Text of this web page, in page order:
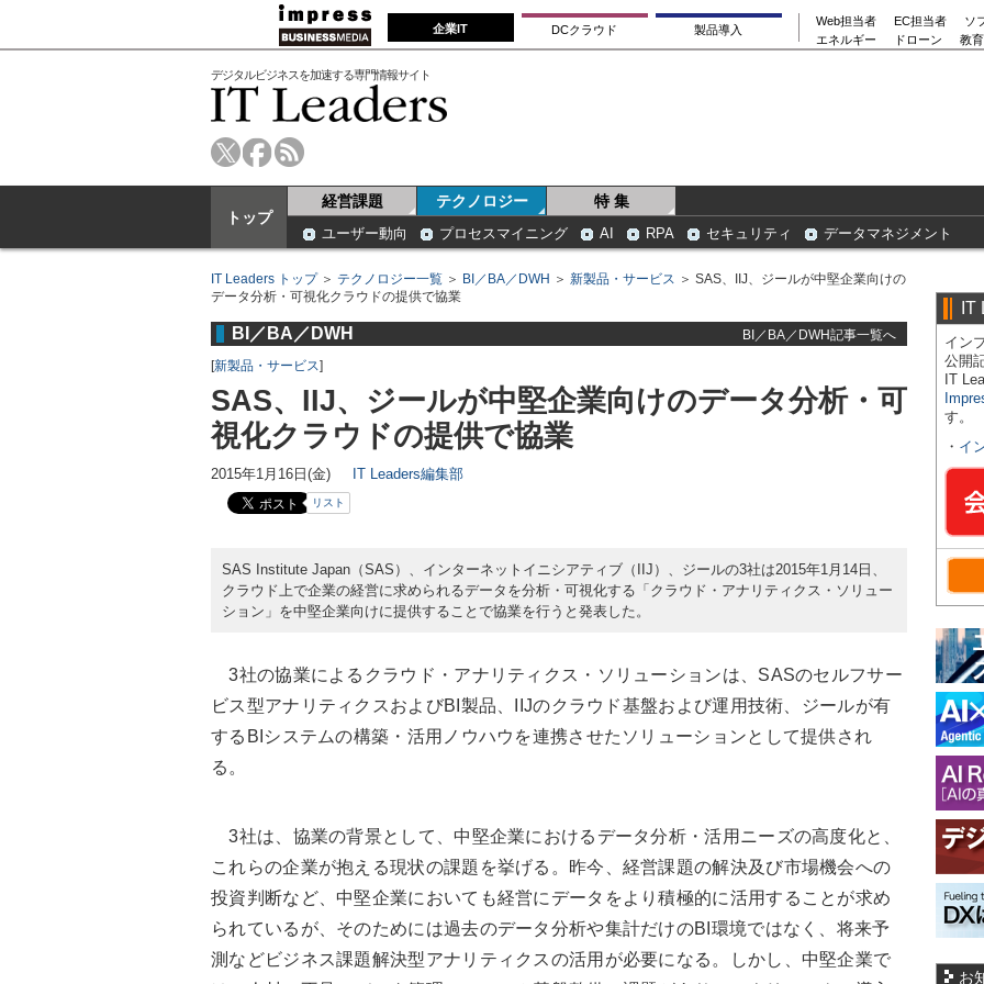
企業IT DCクラウド 製品導入
Web担当者 EC担当者
ソ
エネルギー
ドローン 教
デジタルビジネスを加速する専門情報サイト
トップ
経営課題 テクノロジー 特 集
ユーザー動向 プロセスマイニング AI RPA セキュリティ データマネジメント
IT Leaders トップ＞ テクノロジー一覧 ＞ BI／BA／DWH ＞ 新製品・サービス ＞ SAS、IIJ、ジールが中堅企業向けの
データ分析・可視化クラウドの提供で協業
BI／BA／DWH
BI／BA／DWH記事一覧へ
[新製品・サービス]
SAS、IIJ、ジールが中堅企業向けのデータ分析・可
視化クラウドの提供で協業
2015年1月16日(金) IT Leaders編集部
リスト
SAS Institute Japan（SAS）、インターネットイニシアティブ（IIJ）、ジールの3社は2015年1月14日、
クラウド上で企業の経営に求められるデータを分析・可視化する「クラウド・アナリティクス・ソリュー
ション」を中堅企業向けに提供することで協業を行うと発表した。
3社の協業によるクラウド・アナリティクス・ソリューションは、SASのセルフサー
ビス型アナリティクスおよびBI製品、IIJのクラウド基盤および運用技術、ジールが有
するBIシステムの構築・活用ノウハウを連携させたソリューションとして提供され
る。
3社は、協業の背景として、中堅企業におけるデータ分析・活用ニーズの高度化と、
これらの企業が抱える現状の課題を挙げる。昨今、経営課題の解決及び市場機会への
投資判断など、中堅企業においても経営にデータをより積極的に活用することが求め
られているが、そのためには過去のデータ分析や集計だけのBI環境ではなく、将来予
測などビジネス課題解決型アナリティクスの活用が必要になる。しかし、中堅企業で
IT
イン
公開
IT
す。
・ イ
お